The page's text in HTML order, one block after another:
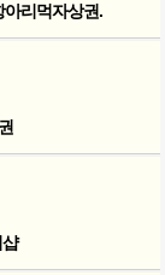
아리먹자상권.